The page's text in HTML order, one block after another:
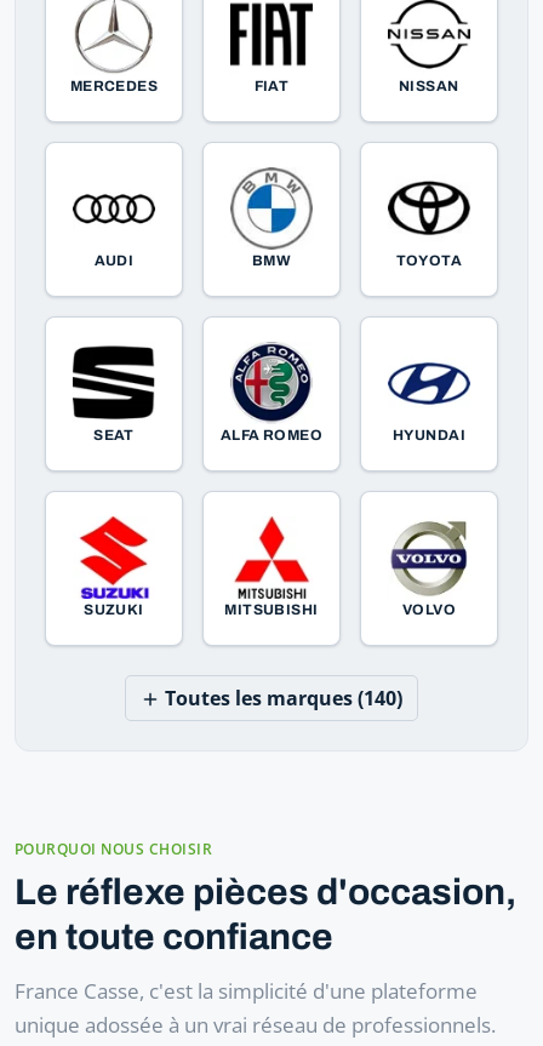
MERCEDES FIAT NISSAN
AUDI BMW TOYOTA
SEAT ALFA ROMEO HYUNDAI
SUZUKI MITSUBISHI VOLVO
Toutes les marques (140)
POURQUOI NOUS CHOISIR
Le réflexe pièces d'occasion,
en toute confiance
France Casse, c'est la simplicité d'une plateforme
unique adossée à un vrai réseau de professionnels.